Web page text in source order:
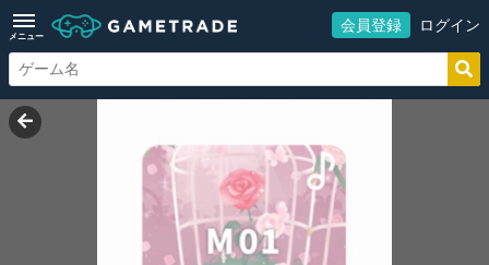
メニュー
会員登録 ログイン